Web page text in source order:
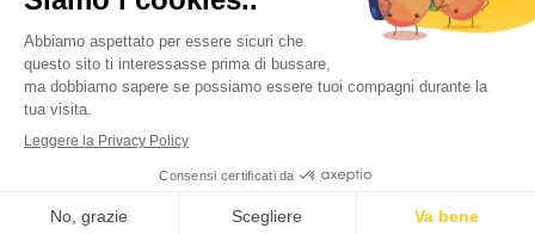
Farmacia Fiorentini Dr. Carlo- Via Armando Diaz 13/d
25121 Brescia (Brescia )
info@farmaciafiorentini.com
030.44.252| P.Iva: 03027790983 | Numero R.E.A.:
Web Design